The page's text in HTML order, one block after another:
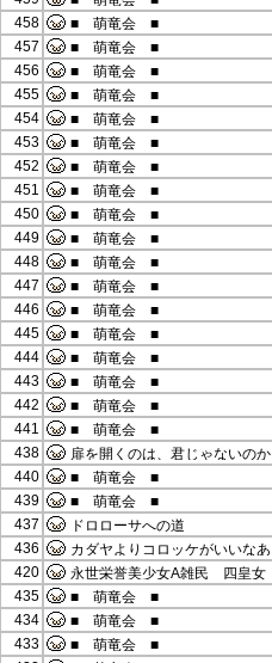
458
■ 萌竜会 ■
457
■ 萌竜会 ■
456
■ 萌竜会 ■
455
■ 萌竜会 ■
454
■ 萌竜会 ■
453
■ 萌竜会 ■
452
■ 萌竜会 ■
451
■ 萌竜会 ■
450
■ 萌竜会 ■
449
■ 萌竜会 ■
448
■ 萌竜会 ■
447
■ 萌竜会 ■
446
■ 萌竜会 ■
445
■ 萌竜会 ■
444
■ 萌竜会 ■
443
■ 萌竜会 ■
442
■ 萌竜会 ■
441
■ 萌竜会 ■
438
扉を開くのは、君じゃないのか
440
■ 萌竜会 ■
439
■ 萌竜会 ■
437
ドロローサへの道
436
カダヤよりコロッケがいいなあ
420
永世栄誉美少女A雑民 四皇女
435
■ 萌竜会 ■
434
■ 萌竜会 ■
433
■ 萌竜会 ■